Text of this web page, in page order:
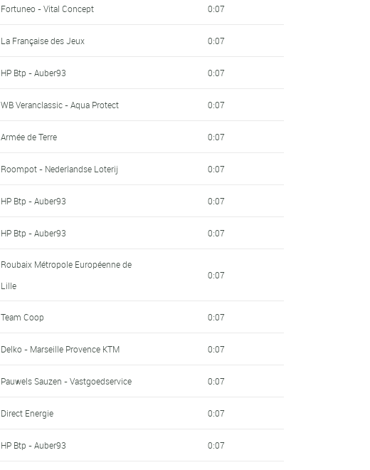
Fortuneo - Vital Concept 0:07
La Française des Jeux 0:07
HP Btp - Auber93 0:07
WB Veranclassic - Aqua Protect 0:07
Armée de Terre 0:07
Roompot - Nederlandse Loterij 0:07
HP Btp - Auber93 0:07
HP Btp - Auber93 0:07
Roubaix Métropole Européenne de
Lille
0:07
Team Coop 0:07
Delko - Marseille Provence KTM 0:07
Pauwels Sauzen - Vastgoedservice 0:07
Direct Energie 0:07
HP Btp - Auber93 0:07